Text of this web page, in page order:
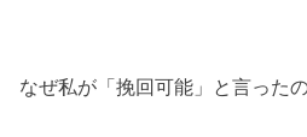
なぜ私が「挽回可能」と言った